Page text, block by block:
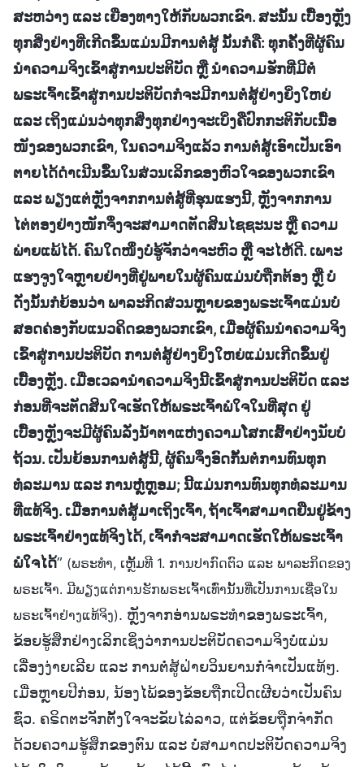
ສະຫວ່າງ ແລະ ເຍືອງທາງໃຫ້ກັບພວກເຂົາ. ສະນັ້ນ ເບື້ອງຫຼັງ
ທຸກສິ່ງຢ່າງທີ່ເກີດຂຶ້ນແມ່ນມີການຕໍ່ສູ້ ນັ້ນກໍຄື: ທຸກຄັ້ງທີ່ຜູ້ຄົນ
ນໍາຄວາມຈິງເຂົ້າສູ່ການປະຕິບັດ ຫຼື ນໍາຄວາມຮັກທີ່ມີຕໍ່
ພຣະເຈົ້າເຂົ້າສູ່ການປະຕິບັດກໍຈະມີການຕໍ່ສູ້ຢ່າງຍິ່ງໃຫຍ່
ແລະ ເຖິງແມ່ນວ່າທຸກສິ່ງທຸກຢ່າງຈະເບິ່ງຄືປົກກະຕິກັບເນື້ອ
ໜັງຂອງພວກເຂົາ, ໃນຄວາມຈິງແລ້ວ ການຕໍ່ສູ້ເອົາເປັນເອົາ
ຕາຍໄດ້ດໍາເນີນຂຶ້ນໃນສ່ວນເລິກຂອງຫົວໃຈຂອງພວກເຂົາ
ແລະ ພຽງແຕ່ຫຼັງຈາກການຕໍ່ສູ້ທີ່ຮຸນແຮງນີ້, ຫຼັງຈາກການ
ໄຕ່ຕອງຢ່າງໜັກຈຶ່ງຈະສາມາດຕັດສິນໄຊຊະນະ ຫຼື ຄວາມ
ພ່າຍແພ້ໄດ້. ຄົນໃດໜຶ່ງບໍ່ຮູ້ຈັກວ່າຈະຫົວ ຫຼື ຈະໄຫ້ດີ. ເພາະ
ແຮງຈູງໃຈຫຼາຍຢ່າງທີ່ຢູ່ພາຍໃນຜູ້ຄົນແມ່ນບໍ່ຖືກຕ້ອງ ຫຼື ບໍ່
ດັ່ງນັ້ນກໍຍ້ອນວ່າ ພາລະກິດສ່ວນຫຼາຍຂອງພຣະເຈົ້າແມ່ນບໍ່
ສອດຄ່ອງກັບແນວຄິດຂອງພວກເຂົາ, ເມື່ອຜູ້ຄົນນໍາຄວາມຈິງ
ເຂົ້າສູ່ການປະຕິບັດ ການຕໍ່ສູ້ຢ່າງຍິ່ງໃຫຍ່ແມ່ນເກີດຂຶ້ນຢູ່
ເບື້ອງຫຼັງ. ເມື່ອເວລານໍາຄວາມຈິງນີ້ເຂົ້າສູ່ການປະຕິບັດ ແລະ
ກ່ອນທີ່ຈະຕັດສິນໃຈເຮັດໃຫ້ພຣະເຈົ້າພໍໃຈໃນທີ່ສຸດ ຢູ່
ເບື້ອງຫຼັງຈະມີຜູ້ຄົນລັ່ງນໍ້າຕາແຫ່ງຄວາມໂສກເສົ້າຢ່າງນັບບໍ່
ຖ້ວນ. ເປັນຍ້ອນການຕໍ່ສູ້ນີ້, ຜູ້ຄົນຈຶ່ງອົດກັ້ນຕໍ່ການທົນທຸກ
ທໍລະມານ ແລະ ການຫຼໍ່ຫຼອມ; ນີ້ແມ່ນການທົນທຸກທໍລະມານ
ທີ່ແທ້ຈິງ. ເມື່ອການຕໍ່ສູ້ມາເຖິງເຈົ້າ, ຖ້າເຈົ້າສາມາດຢືນຢູ່ຂ້າງ
ພຣະເຈົ້າຢ່າງແທ້ຈິງໄດ້, ເຈົ້າກໍຈະສາມາດເຮັດໃຫ້ພຣະເຈົ້າ
ພໍໃຈໄດ້” (ພຣະທຳ, ເຫຼັ້ມທີ 1. ການປາກົດຕົວ ແລະ ພາລະກິດຂອງ
ພຣະເຈົ້າ. ມີພຽງແຕ່ການຮັກພຣະເຈົ້າເທົ່ານັ້ນທີ່ເປັນການເຊື່ອໃນ
ພຣະເຈົ້າຢ່າງແທ້ຈິງ). ຫຼັງຈາກອ່ານພຣະທຳຂອງພຣະເຈົ້າ,
ຂ້ອຍຮູ້ສຶກຢ່າງເລິກເຊິ່ງວ່າການປະຕິບັດຄວາມຈິງບໍ່ແມ່ນ
ເລື່ອງງ່າຍເລີຍ ແລະ ການຕໍ່ສູ້ຝ່າຍວິນຍານກໍ່ຈຳເປັນແທ້ໆ.
ເມື່ອຫຼາຍປີກ່ອນ, ນ້ອງໄພ້ຂອງຂ້ອຍຖືກເປີດເຜີຍວ່າເປັນຄົນ
ຊົ່ວ. ຄຣິດຕະຈັກຕັ້ງໃຈຈະຂັບໄລ່ລາວ, ແຕ່ຂ້ອຍຖຸືກຈຳກັດ
ດ້ວຍຄວາມຮູ້ສຶກຂອງຕົນ ແລະ ບໍ່ສາມາດປະຕິບັດຄວາມຈິງ